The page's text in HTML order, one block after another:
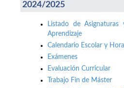
2024/2025
Listado de
Aprendizaje
Calendario Escolar y
Exámenes
Evaluación Curricular
Trabajo Fin de Máster